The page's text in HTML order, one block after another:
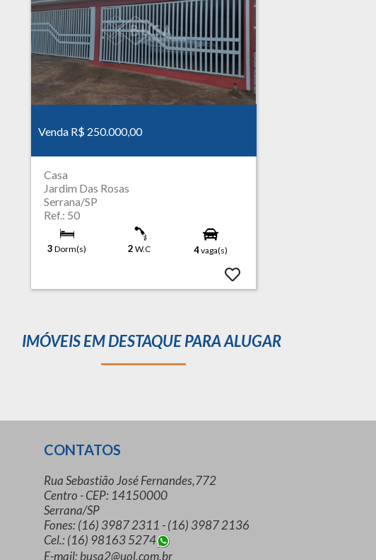
Venda R$ 250.000,00
Casa
Jardim Das Rosas
Serrana/SP
Ref.: 50
3 Dorm(s) 2 W.C 4vaga(s)
IMÓVEIS EM DESTAQUE PARA ALUGAR
CONTATOS
Rua Sebastião José Fernandes,772
Centro - CEP: 14150000
Serrana/SP
Fones: (16) 3987 2311 - (16) 3987 2136
Cel.: (16) 98163 5274
E-mail: busa2@uol.com.br